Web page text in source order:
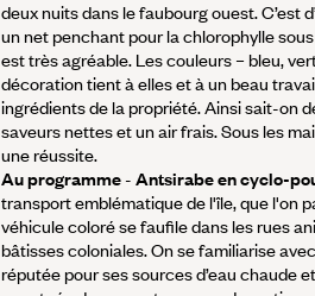
deux nuits dans le faubourg ouest. C’est
un net penchant pour la chlorophylle
est très agréable. Les couleurs – bleu,
décoration tient à elles et à un beau
ingrédients de la propriété. Ainsi sait-on
saveurs nettes et un air frais. Sous les
une réussite.
Au programme- Antsirabe en cyclo-
transport emblématique de l'île, que l'on
véhicule coloré se faufile dans les rues
bâtisses coloniales. On se familiarise
réputée pour ses sources d’eau chaude